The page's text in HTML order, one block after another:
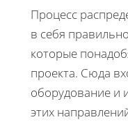
Процесс
в себя
которые
проекта. Сюда
оборудование и
этих